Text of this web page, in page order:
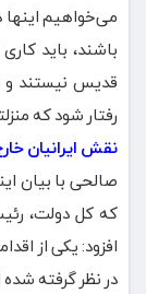
می‌خواهیم
باشند، باید
قدیس نیستند و
رفتار شود که
نقش ایرانیان
صالحی با بیان
که کل دولت،
افزود: یکی از
در نظر گرفته